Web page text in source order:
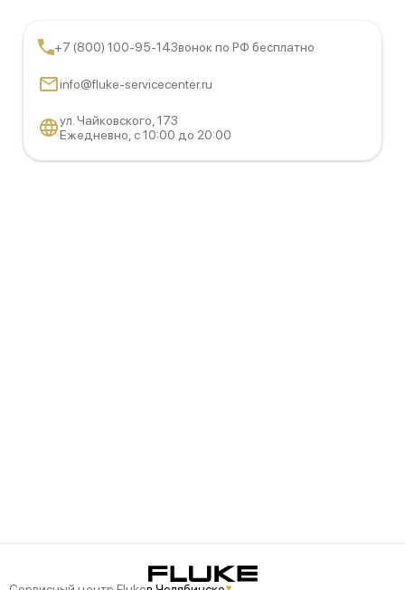
+7 (800) 100-95-14Звонок по РФ бесплатно
info@fluke-servicecenter.ru
ул. Чайковского, 173
Ежедневно, с 10:00 до 20:00